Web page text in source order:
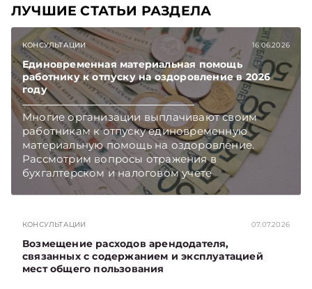
ЛУЧШИЕ СТАТЬИ РАЗДЕЛА
КОНСУЛЬТАЦИИ 16.06.2026
Единовременная материальная помощь
работнику к отпуску на оздоровление в 2026
году
Многие организации выплачивают своим
работникам к отпуску единовременную
материальную помощь на оздоровление.
Рассмотрим вопросы отражения в
бухгалтерском и налоговом учете
хозяйственных операций по начислению и
Главное об экономике Беларуси — раньше,
чем в новостях TelegramViber
КОНСУЛЬТАЦИИ 07.07.2026
Возмещение расходов арендодателя,
связанных с содержанием и эксплуатацией
мест общего пользования